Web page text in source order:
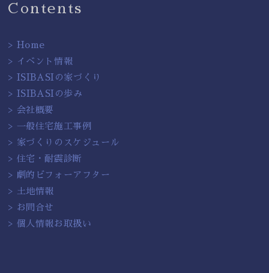
Contents
> Home
> イベント情報
> ISIBASIの家づくり
> ISIBASIの歩み
> 会社概要
> 一般住宅施工事例
> 家づくりのスケジュール
> 住宅・耐震診断
> 劇的ビフォーアフター
> 土地情報
> お問合せ
> 個人情報お取扱い